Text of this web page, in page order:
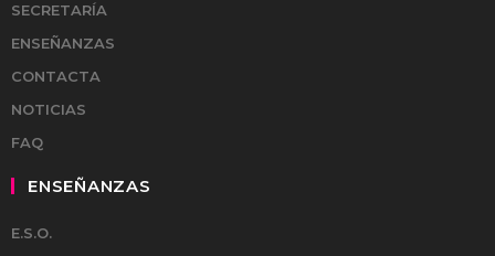
SECRETARÍA
ENSEÑANZAS
CONTACTA
NOTICIAS
FAQ
ENSEÑANZAS
E.S.O.